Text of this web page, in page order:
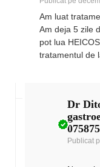
Am luat
Am deja 5 zile
pot lua
tratamentul de
Dr
Publicat